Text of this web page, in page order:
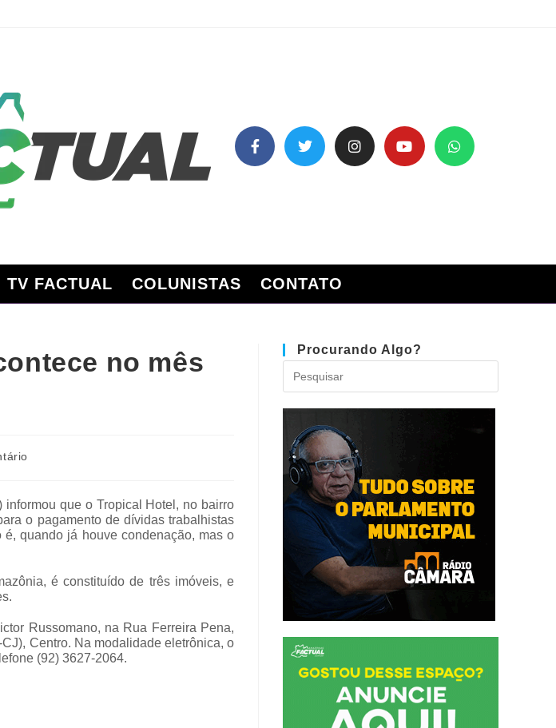
TV FACTUAL COLUNISTAS CONTATO
no mês
que o Tropical Hotel, no bairro
o pagamento de dívidas trabalhistas
quando já houve condenação, mas o
é constituído de três imóveis, e
Russomano, na Rua Ferreira Pena,
Centro. Na modalidade eletrônica, o
(92) 3627-2064.
Procurando Algo?